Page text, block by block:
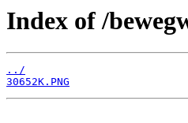
Index of /
../
30652K.PNG